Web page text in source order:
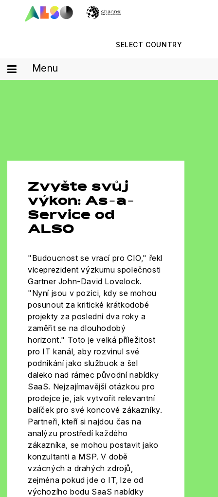
SELECT COUNTRY
Menu
Zvyšte svůj
výkon: As-a-
Service od
ALSO
"Budoucnost se vrací pro CIO," řekl
viceprezident výzkumu společnosti
Gartner John-David Lovelock.
"Nyní jsou v pozici, kdy se mohou
posunout za kritické krátkodobé
projekty za poslední dva roky a
zaměřit se na dlouhodobý
horizont." Toto je velká příležitost
pro IT kanál, aby rozvinul své
podnikání jako službuok a šel
daleko nad rámec původní nabídky
SaaS. Nejzajímavější otázkou pro
prodejce je, jak vytvořit relevantní
balíček pro své koncové zákazníky.
Partneři, kteří si najdou čas na
analýzu prostředí každého
zákazníka, se mohou postavit jako
konzultanti a MSP. V době
vzácných a drahých zdrojů,
zejména pokud jde o IT, lze od
výchozího bodu SaaS nabídky